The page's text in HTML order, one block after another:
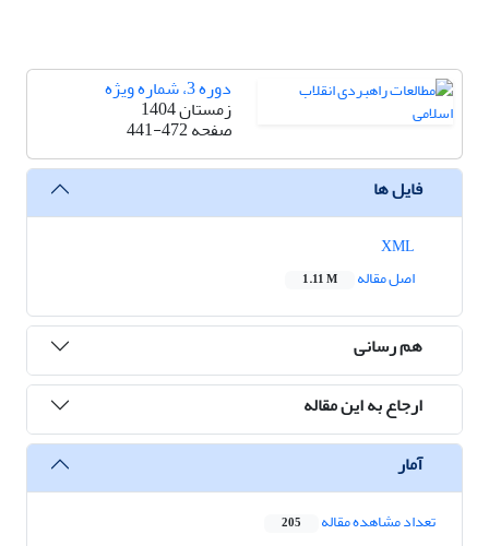
دوره 3، شماره ویژه
زمستان 1404
صفحه441-472
فایل ها
اصل مقاله
1.11 M
هم رسانی
ارجاع به این مقاله
آمار
تعداد مشاهده مقاله 205